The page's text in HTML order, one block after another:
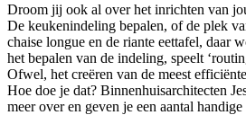
Droom jij ook al over het inrichten van
De keukenindeling bepalen, of de plek van die heerlijke bank met
chaise longue en de riante eettafel, daar wordt je toch blij van! Bij
het bepalen van de indeling, speelt ‘routing’ een belangrijke rol.
Ofwel, het creëren van de meest efficiënte looplijnen in je woning.
Hoe doe je dat? Binnenhuisarchitecten Jessy en
meer over en geven je een aantal